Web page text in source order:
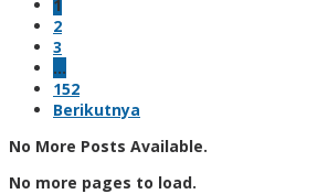
1
2
3
…
152
Berikutnya
No More Posts Available.
No more pages to load.